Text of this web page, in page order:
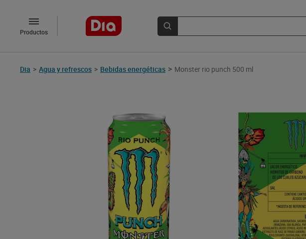
Productos
Dia > Agua y refrescos > Bebidas energéticas > Monster rio punch 500 ml